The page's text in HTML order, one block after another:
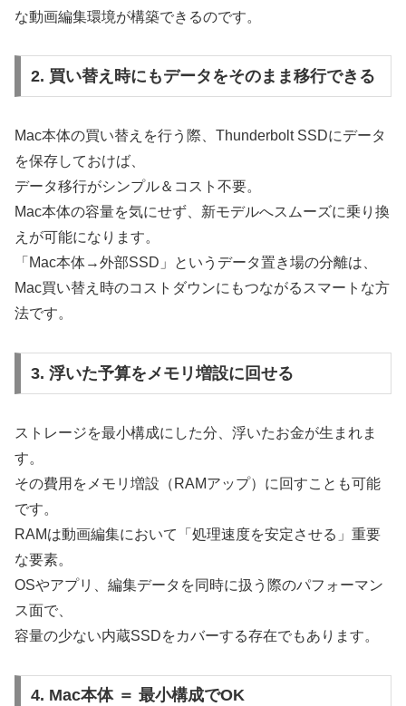
な動画編集環境が構築できるのです。
2. 買い替え時にもデータをそのまま移行できる
Mac本体の買い替えを行う際、Thunderbolt SSDにデータ
を保存しておけば、
データ移行がシンプル＆コスト不要。
Mac本体の容量を気にせず、新モデルへスムーズに乗り換
えが可能になります。
「Mac本体→外部SSD」というデータ置き場の分離は、
Mac買い替え時のコストダウンにもつながるスマートな方
法です。
3. 浮いた予算をメモリ増設に回せる
ストレージを最小構成にした分、浮いたお金が生まれま
す。
その費用をメモリ増設（RAMアップ）に回すことも可能
です。
RAMは動画編集において「処理速度を安定させる」重要
な要素。
OSやアプリ、編集データを同時に扱う際のパフォーマン
ス面で、
容量の少ない内蔵SSDをカバーする存在でもあります。
4. Mac本体 ＝ 最小構成でOK